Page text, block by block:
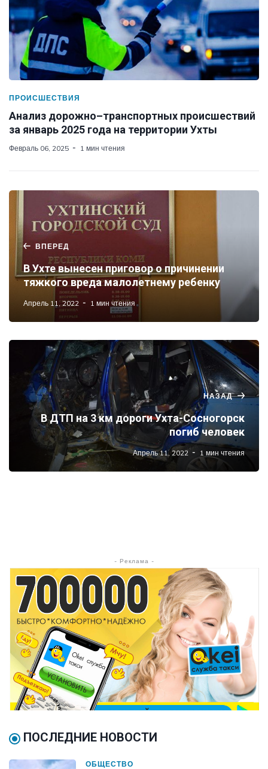
ПРОИСШЕСТВИЯ
Анализ дорожно–транспортных происшествий
за январь 2025 года на территории Ухты
Февраль 06, 2025 1 мин чтения
ВПЕРЕД
В Ухте вынесен приговор о причинении
тяжкого вреда малолетнему ребенку
Апрель 11, 2022 1 мин чтения
НАЗАД
В ДТП на 3 км дороги Ухта-Сосногорск
погиб человек
Апрель 11, 2022 1 мин чтения
- Реклама -
ПОСЛЕДНИЕ НОВОСТИ
ОБЩЕСТВО